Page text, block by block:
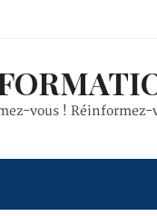
vous ! Réinformez-